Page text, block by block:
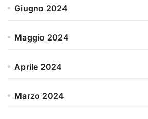
Giugno 2024
Maggio 2024
Aprile 2024
Marzo 2024